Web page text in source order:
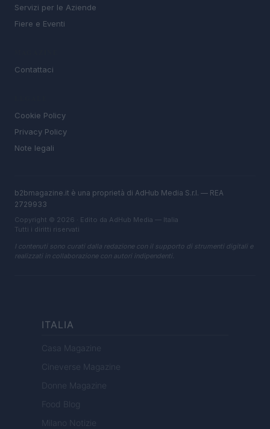
Servizi per le Aziende
Fiere e Eventi
Contattaci
Cookie Policy
Privacy Policy
Note legali
b2bmagazine.it è una proprietà di AdHub Media S.r.l. — REA
2729933
Copyright © 2026 · Edito da AdHub Media — Italia
Tutti i diritti riservati
I contenuti sono curati dalla redazione con il supporto di strumenti digitali e
realizzati in collaborazione con autori indipendenti.
ITALIA
Casa Magazine
Cineverse Magazine
Donne Magazine
Food Blog
Milano Notizie